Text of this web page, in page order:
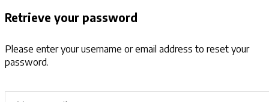
Retrieve your password
Please enter your username or email address to reset your
password.